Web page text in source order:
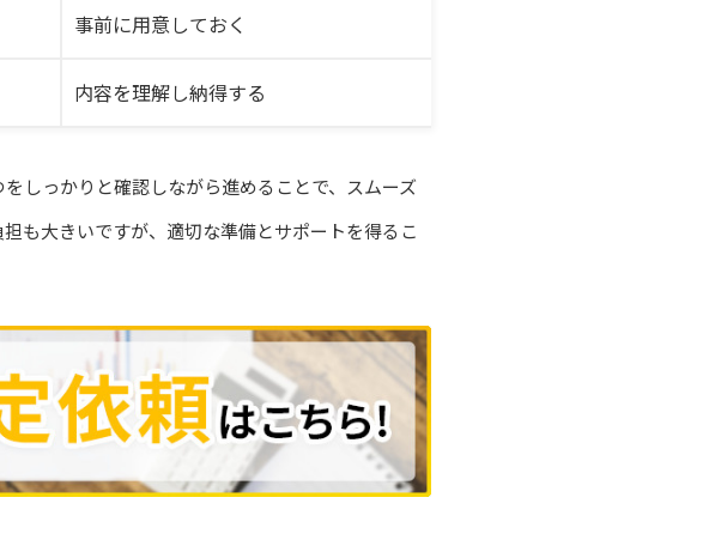
事前に用意しておく
内容を理解し納得する
しっかりと確認しながら進めることで、スムーズ
も大きいですが、適切な準備とサポートを得るこ